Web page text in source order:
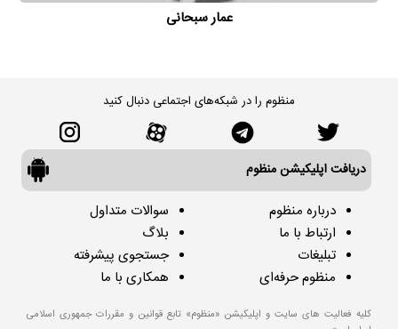
عمار سبحانی
منظوم را در شبکه‌های اجتماعی دنبال کنید
دریافت اپلیکیشن منظوم
درباره منظوم
ارتباط با ما
تبلیغات
منظوم حرفه‌ای
سوالات متداول
بلاگ
جستجوی پیشرفته
همکاری با ما
کلیه فعالیت های سایت و اپلیکیشن «منظوم» تابع قوانین و مقررات جمهوری اسلامی